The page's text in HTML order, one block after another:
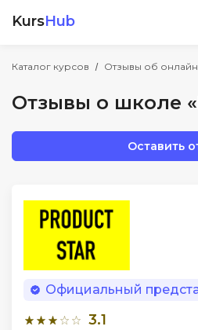
KursHub
Каталог курсов Отзывы об
Отзывы о школе
Оставить
Официальный
3.1
Маркетинг
Дизайн
Аналитика